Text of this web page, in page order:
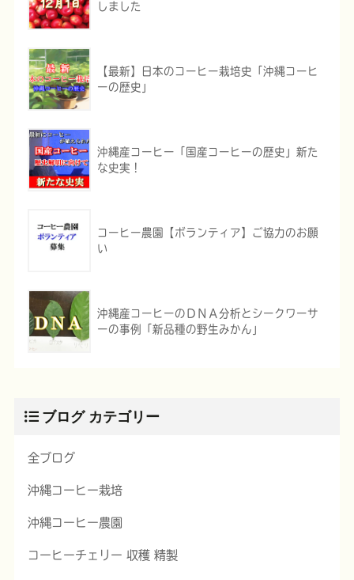
しました
【最新】日本のコーヒー栽培史「沖縄コーヒ
ーの歴史」
沖縄産コーヒー「国産コーヒーの歴史」新た
な史実！
コーヒー農園【ボランティア】ご協力のお願
い
沖縄産コーヒーのＤＮＡ分析とシークワーサ
ーの事例「新品種の野生みかん」
ブログ カテゴリー
全ブログ
沖縄コーヒー栽培
沖縄コーヒー農園
コーヒーチェリー 収穫 精製